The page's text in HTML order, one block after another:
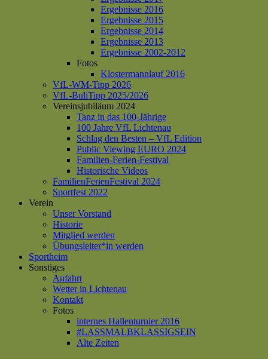
Ergebnisse 2016
Ergebnisse 2015
Ergebnisse 2014
Ergebnisse 2013
Ergebnisse 2002-2012
Fotos
Klostermannlauf 2016
VfL-WM-Tipp 2026
VfL-BuliTipp 2025/2026
Vereinsjubiläum 2024
Tanz in das 100-Jährige
100 Jahre VfL Lichtenau
Schlag den Besten – VfL Edition
Public Viewing EURO 2024
Familien-Ferien-Festival
Historische Videos
FamilienFerienFestival 2024
Sportfest 2022
Verein
Unser Vorstand
Historie
Mitglied werden
Übungsleiter*in werden
Sportheim
Sonstiges
Anfahrt
Wetter in Lichtenau
Kontakt
Fotos
internes Hallenturnier 2016
#LASSMALBKLASSIGSEIN
Alte Zeiten